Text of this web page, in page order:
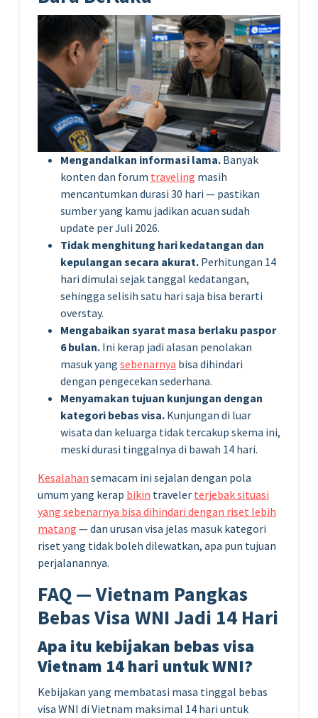
Mengandalkan informasi lama. Banyak
konten dan forum traveling masih
mencantumkan durasi 30 hari — pastikan
sumber yang kamu jadikan acuan sudah
update per Juli 2026.
Tidak menghitung hari kedatangan dan
kepulangan secara akurat. Perhitungan 14
hari dimulai sejak tanggal kedatangan,
sehingga selisih satu hari saja bisa berarti
overstay.
Mengabaikan syarat masa berlaku paspor
6 bulan. Ini kerap jadi alasan penolakan
masuk yang sebenarnya bisa dihindari
dengan pengecekan sederhana.
Menyamakan tujuan kunjungan dengan
kategori bebas visa. Kunjungan di luar
wisata dan keluarga tidak tercakup skema ini,
meski durasi tinggalnya di bawah 14 hari.
Kesalahan semacam ini sejalan dengan pola
umum yang kerap bikin traveler terjebak situasi
yang sebenarnya bisa dihindari dengan riset lebih
matang — dan urusan visa jelas masuk kategori
riset yang tidak boleh dilewatkan, apa pun tujuan
perjalanannya.
FAQ — Vietnam Pangkas
Bebas Visa WNI Jadi 14 Hari
Apa itu kebijakan bebas visa
Vietnam 14 hari untuk WNI?
Kebijakan yang membatasi masa tinggal bebas
visa WNI di Vietnam maksimal 14 hari untuk